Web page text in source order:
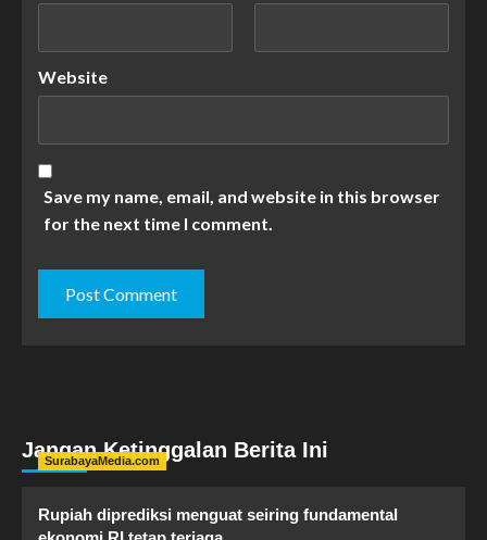
Website
Save my name, email, and website in this browser
for the next time I comment.
Jangan Ketinggalan Berita Ini
SurabayaMedia.com
Rupiah diprediksi menguat seiring fundamental